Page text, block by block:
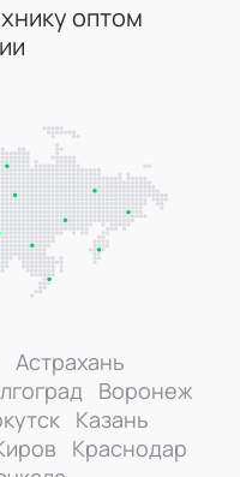
оптом
Астрахань
Воронеж
Казань
Краснодар